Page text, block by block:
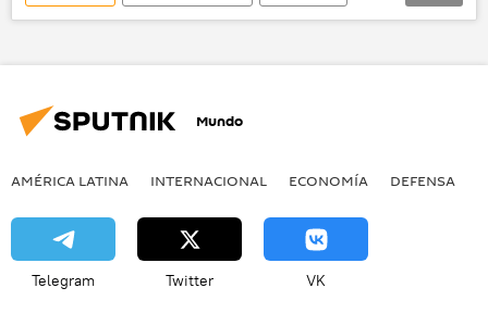
mar del Sur de China
isla Hainan
Ivolga
ekranoplanosMundo
AMÉRICA LATINA INTERNACIONAL ECONOMÍA DEFENSA
Telegram Twitter VK